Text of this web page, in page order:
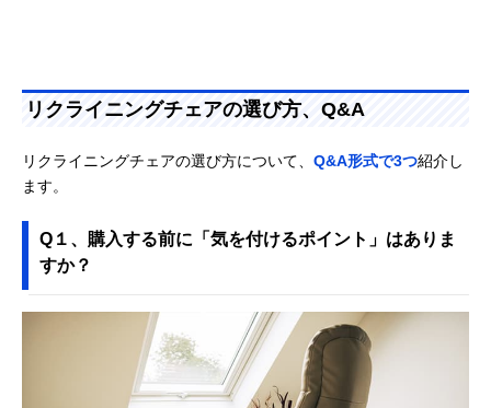
リクライニングチェアの選び方、Q&A
リクライニングチェアの選び方について、 Q&A形式で3つ紹介し
ます。
Q１、購入する前に「気を付けるポイント」はありま
すか？